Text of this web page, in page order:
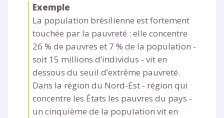
Exemple
La population brésilienne est fortement
touchée par la pauvreté : elle concentre
26 % de pauvres et 7 % de la population -
soit 15 millions d’individus - vit en
dessous du seuil d’extrême pauvreté.
Dans la région du Nord-Est - région qui
concentre les États les pauvres du pays -
un cinquième de la population vit en